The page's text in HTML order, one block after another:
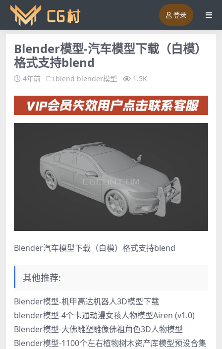
登录
Blender模型-汽车模型下载（白模）
格式支持blend
4年前 blend blender模型 1.5K
Blender汽车模型下载（白模）格式支持blend
其他推荐:
Blender模型-机甲高达机器人3D模型下载
blender模型-4个卡通动漫女孩人物模型Airen (v1.0)
Blender模型-大佛雕塑雕像佛祖角色3D人物模型
Blender模型-1100个左右植物树木资产库模型预设合集